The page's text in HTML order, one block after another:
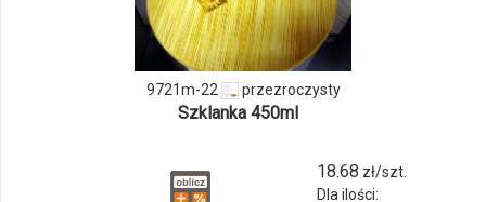
ilości
produktu
9721m-
9721m-22 przezroczysty
Szklanka 450ml
18.68 zł/szt.
Dla ilości: